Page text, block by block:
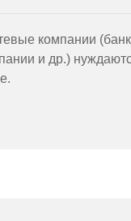
компании
и др.)